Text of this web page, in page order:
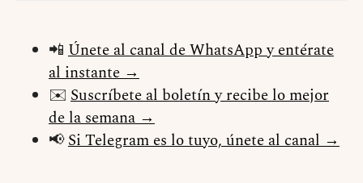
📲 Únete al canal de WhatsApp y entérate
al instante →
✉️ Suscríbete al boletín y recibe lo mejor
de la semana →
📢Si Telegram es lo tuyo, únete al canal →